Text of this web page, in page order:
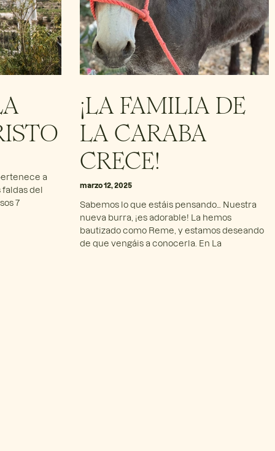
a
faldas del
7
¡LA FAMILIA DE
LA CARABA
CRECE!
marzo 12, 2025
Sabemos lo que estáis pensando… Nuestra
nueva burra, ¡es adorable! La hemos
bautizado como Reme, y estamos deseando
de que vengáis a conocerla. En La